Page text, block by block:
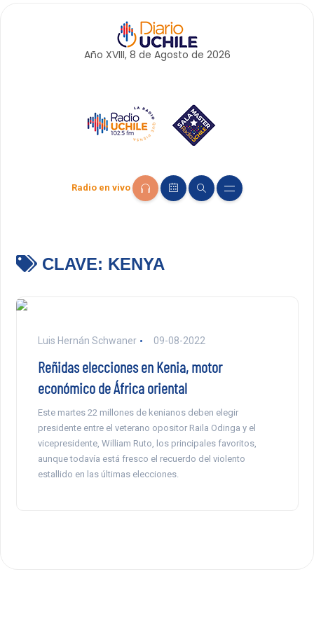
Año XVIII, 8 de Agosto de 2026
Radio en vivo
CLAVE: KENYA
Luis Hernán Schwaner 09-08-2022
Reñidas elecciones en Kenia, motor
económico de África oriental
Este martes 22 millones de kenianos deben elegir
presidente entre el veterano opositor Raila Odinga y el
vicepresidente, William Ruto, los principales favoritos,
aunque todavía está fresco el recuerdo del violento
estallido en las últimas elecciones.